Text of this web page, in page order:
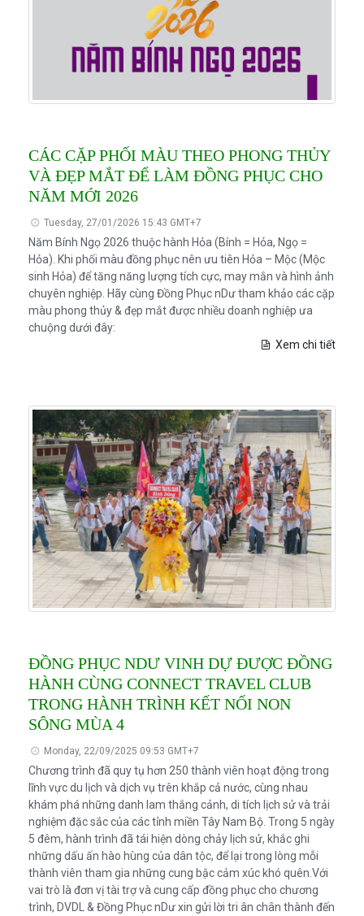
CÁC CẶP PHỐI MÀU THEO PHONG THỦY
VÀ ĐẸP MẮT ĐỂ LÀM ĐỒNG PHỤC CHO
NĂM MỚI 2026
Tuesday, 27/01/2026 15:43 GMT+7
Năm Bính Ngọ 2026 thuộc hành Hỏa (Bính = Hỏa, Ngọ =
Hỏa). Khi phối màu đồng phục nên ưu tiên Hỏa – Mộc (Mộc
sinh Hỏa) để tăng năng lượng tích cực, may mắn và hình ảnh
chuyên nghiệp. Hãy cùng Đồng Phục nDư tham khảo các cặp
màu phong thủy & đẹp mắt được nhiều doanh nghiệp ưa
chuộng dưới đây:
Xem chi tiết
ĐỒNG PHỤC NDƯ VINH DỰ ĐƯỢC ĐỒNG
HÀNH CÙNG CONNECT TRAVEL CLUB
TRONG HÀNH TRÌNH KẾT NỐI NON
SÔNG MÙA 4
Monday, 22/09/2025 09:53 GMT+7
Chương trình đã quy tụ hơn 250 thành viên hoạt động trong
lĩnh vực du lịch và dịch vụ trên khắp cả nước, cùng nhau
khám phá những danh lam thắng cảnh, di tích lịch sử và trải
nghiệm đặc sắc của các tỉnh miền Tây Nam Bộ. Trong 5 ngày
5 đêm, hành trình đã tái hiện dòng chảy lịch sử, khắc ghi
những dấu ấn hào hùng của dân tộc, để lại trong lòng mỗi
thành viên tham gia những cung bậc cảm xúc khó quên.Với
vai trò là đơn vị tài trợ và cung cấp đồng phục cho chương
trình, DVDL & Đồng Phục nDư xin gửi lời tri ân chân thành đến